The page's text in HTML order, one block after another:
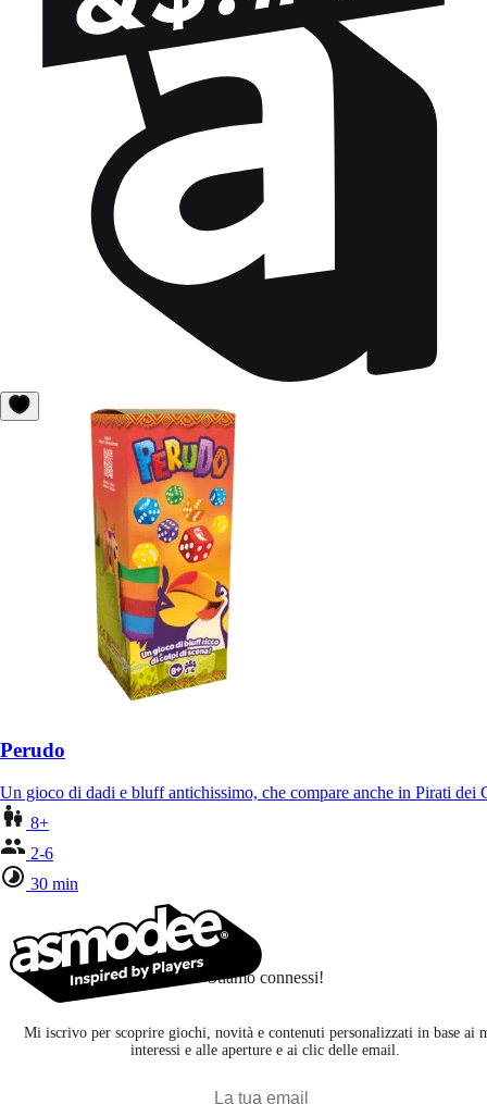
Perudo
Un gioco di dadi e bluff antichissimo, che compare anche in Pirati dei
8+
2-6
30 min
Stiamo connessi!
Mi iscrivo per scoprire giochi, novità e contenuti personalizzati in base ai
interessi e alle aperture e ai clic delle email.